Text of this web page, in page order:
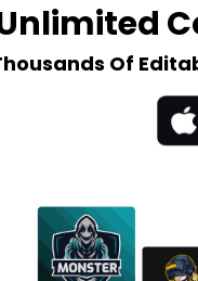
Of